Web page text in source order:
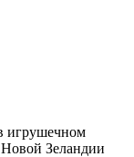
игрушечном
Зеландии